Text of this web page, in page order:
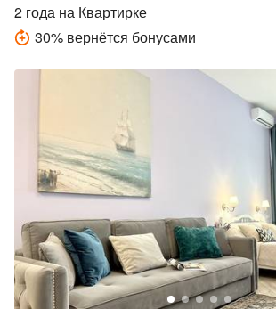
2 года на Квартирке
30% вернётся бонусами